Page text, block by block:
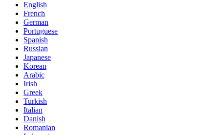
English
French
German
Portuguese
Spanish
Russian
Japanese
Korean
Arabic
Irish
Greek
Turkish
Italian
Danish
Romanian